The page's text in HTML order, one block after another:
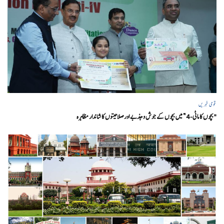
قومی خبریں
"بچوں کا ماٹی-4” میں بچوں کے جوش و جذبے اور صلاحیتوں کا شاندار مظاہرہ